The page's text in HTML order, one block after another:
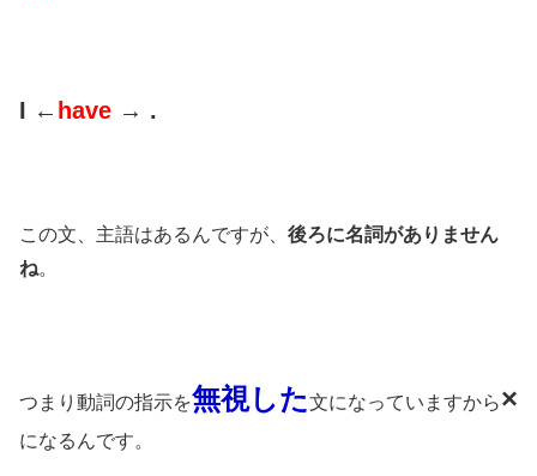
I ← have → .
この文、主語はあるんですが、 後ろに名詞がありません
ね。
つまり動詞の指示を無視した文になっていますから×
になるんです。